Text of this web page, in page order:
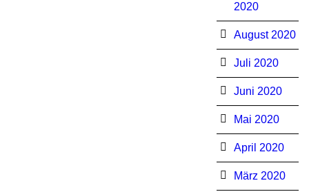
2020
August 2020
Juli 2020
Juni 2020
Mai 2020
April 2020
März 2020